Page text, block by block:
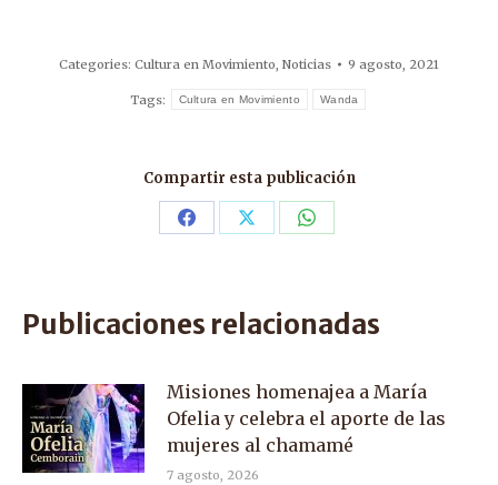
Categories: Cultura en Movimiento, Noticias 9 agosto, 2021
Tags: Cultura en Movimiento Wanda
Compartir esta publicación
Share Share Share
Publicaciones relacionadas
Misiones homenajea a María
Ofelia y celebra el aporte de las
mujeres al chamamé
7 agosto, 2026